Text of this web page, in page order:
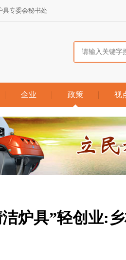
具专委会秘书处
企业 政策 视
炉具”轻创业: